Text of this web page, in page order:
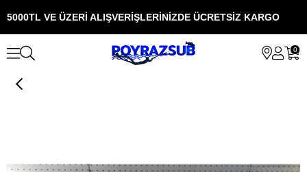
5000TL VE ÜZERİ ALIŞVERİŞLERİNİZDE ÜCRETSİZ KARGO
0